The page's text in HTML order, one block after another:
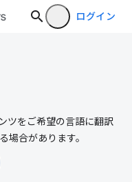
ログイン
ツをご希望の言語に翻訳
場合があります。